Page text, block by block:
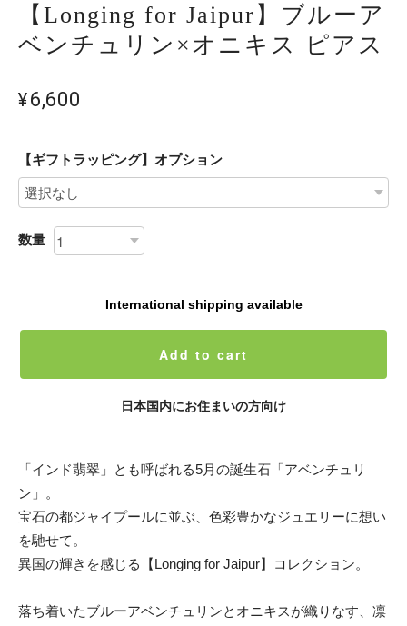
【Longing for Jaipur】ブルーア
ベンチュリン×オニキス ピアス
¥6,600
【ギフトラッピング】オプション
数量
International shipping available
Add to cart
日本国内にお住まいの方向け
「インド翡翠」とも呼ばれる5月の誕生石「アベンチュリ
ン」。
宝石の都ジャイプールに並ぶ、色彩豊かなジュエリーに想い
を馳せて。
異国の輝きを感じる【Longing for Jaipur】コレクション。
落ち着いたブルーアベンチュリンとオニキスが織りなす、凛